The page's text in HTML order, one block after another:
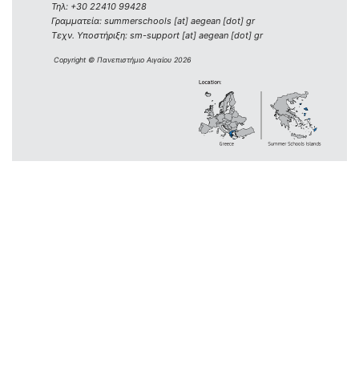
Τηλ: +30 22410 99428
Γραμματεία: summerschools [at] aegean [dot] gr
Τεχν. Υποστήριξη: sm-support [at] aegean [dot] gr
Copyright © Πανεπιστήμιο Αιγαίου 2026